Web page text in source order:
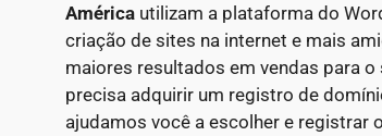
América utilizam a plataforma do
criação de sites na internet e mais
maiores resultados em vendas para
precisa adquirir um registro de
ajudamos você a escolher e registrar